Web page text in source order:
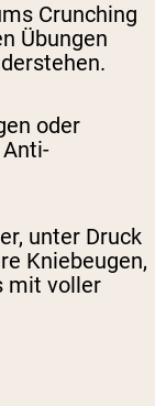
Crunching
Übungen
oder
unter Druck
Kniebeugen,
mit voller